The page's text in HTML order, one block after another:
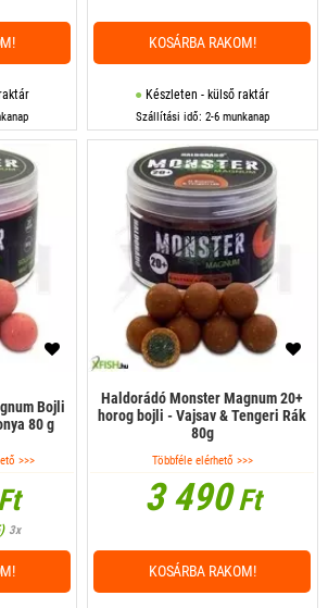
Készleten - külső raktár
Szállítási idő: 2-6 munkanap
KOSÁRBA RAKOM!
Bojli
80 g
>>>
3x
Haldorádó Monster Magnum 20+
horog bojli - Vajsav & Tengeri Rák
80g
Többféle elérhető >>>
3 490Ft
KOSÁRBA RAKOM!